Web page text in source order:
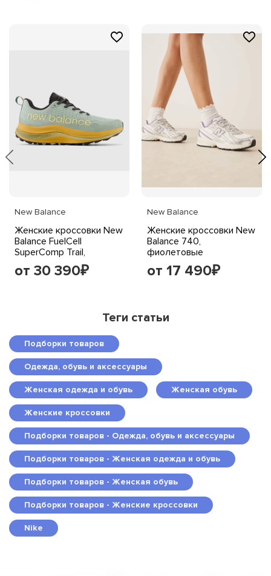
New Balance
Женские кроссовки New
Balance FuelCell
SuperComp Trail,
глиняно-абрикосовые
от 30 390₽
New Balance
Женские кроссовки New
Balance 740,
фиолетовые
от 17 490₽
Теги статьи
Подборки товаров
Одежда, обувь и аксессуары
Женская одежда и обувь Женская обувь
Женские кроссовки
Подборки товаров - Одежда, обувь и аксессуары
Подборки товаров - Женская одежда и обувь
Подборки товаров - Женская обувь
Подборки товаров - Женские кроссовки
Nike